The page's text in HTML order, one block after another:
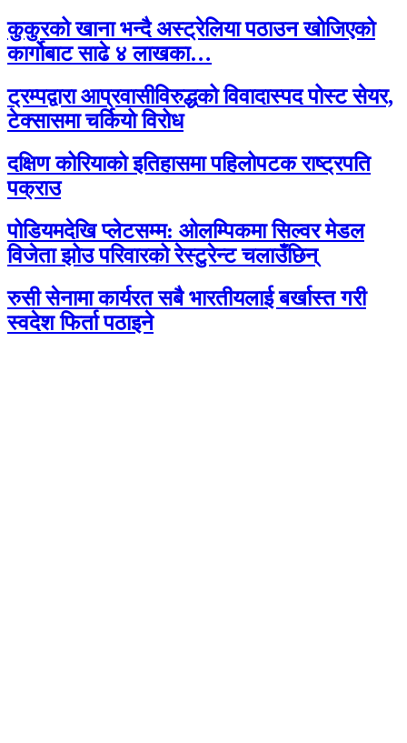
कुकुरको खाना भन्दै अस्ट्रेलिया पठाउन खोजिएको
कार्गोबाट साढे ४ लाखका…
ट्रम्पद्वारा आप्रवासीविरुद्धको विवादास्पद पोस्ट सेयर,
टेक्सासमा चर्कियो विरोध
दक्षिण कोरियाको इतिहासमा पहिलोपटक राष्ट्रपति
पक्राउ
पोडियमदेखि प्लेटसम्म: ओलम्पिकमा सिल्वर मेडल
विजेता झोउ परिवारको रेस्टुरेन्ट चलाउँछिन्
रुसी सेनामा कार्यरत सबै भारतीयलाई बर्खास्त गरी
स्वदेश फिर्ता पठाइने